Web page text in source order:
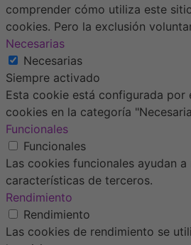
comprender cómo utiliza este
cookies. Pero la exclusión
Necesarias
Necesarias
Siempre activado
Esta cookie está configurada por
cookies en la categoría
Funcionales
Funcionales
Las cookies funcionales ayudan
características de terceros.
Rendimiento
Rendimiento
Las cookies de rendimiento se